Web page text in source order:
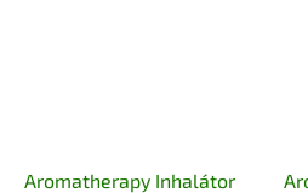
Aromatherapy Inhalátor